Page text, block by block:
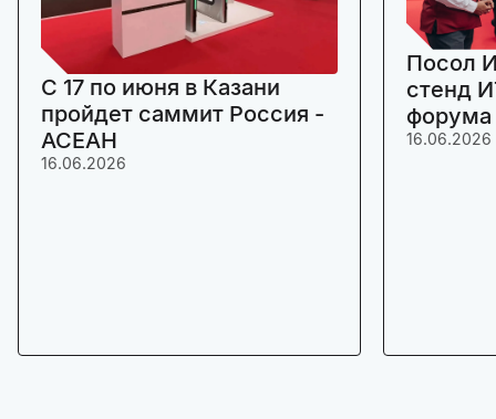
C 17 по июня в Казани
пройдет саммит Россия -
АСЕАН
16.06.2026
Посол
стенд
16.06.2026